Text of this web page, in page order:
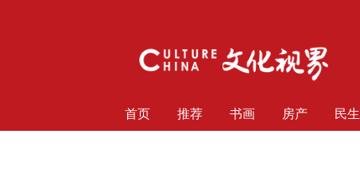
首页 推荐 书画 房产 民生